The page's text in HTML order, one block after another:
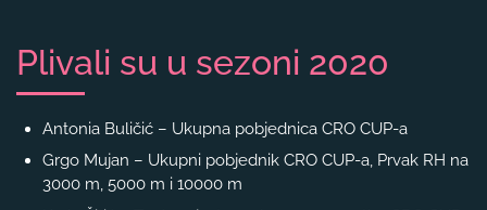
Plivali su u sezoni 2020
Antonia Buličić – Ukupna pobjednica CRO CUP-a
Grgo Mujan – Ukupni pobjednik CRO CUP-a, Prvak RH na
3000 m, 5000 m i 10000 m